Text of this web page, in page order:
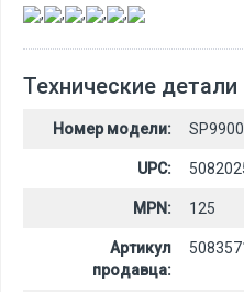
, , , , ,
Технические детали
Номер модели:
UPC:
MPN: 125
Артикул
продавца: